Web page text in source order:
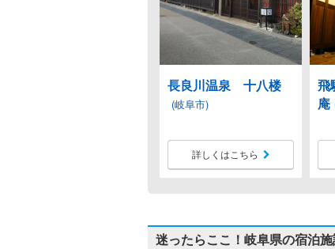
長良川温泉 十八楼
(岐阜市)
詳しくはこちら
飛
庵
迷ったらここ！岐阜県の宿泊